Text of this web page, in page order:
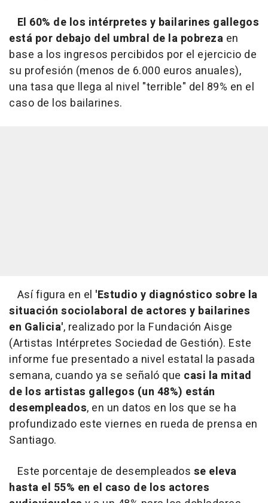
El 60% de los intérpretes y bailarines gallegos
está por debajo del umbral de la pobreza en
base a los ingresos percibidos por el ejercicio de
su profesión (menos de 6.000 euros anuales),
una tasa que llega al nivel "terrible" del 89% en el
caso de los bailarines.
Así figura en el 'Estudio y diagnóstico sobre la
situación sociolaboral de actores y bailarines
en Galicia', realizado por la Fundación Aisge
(Artistas Intérpretes Sociedad de Gestión). Este
informe fue presentado a nivel estatal la pasada
semana, cuando ya se señaló que casi la mitad
de los artistas gallegos (un 48%) están
desempleados, en un datos en los que se ha
profundizado este viernes en rueda de prensa en
Santiago.
Este porcentaje de desempleados se eleva
hasta el 55% en el caso de los actores